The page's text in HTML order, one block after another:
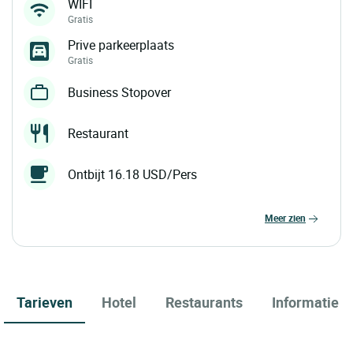
WIFI
Gratis
Prive parkeerplaats
Gratis
Business Stopover
Restaurant
Ontbijt 16.18 USD/Pers
meer zien
Tarieven Hotel Restaurants Informatie